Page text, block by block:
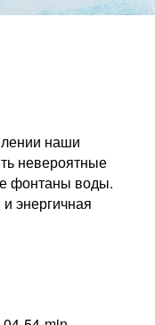
наши
невероятные
фонтаны воды.
энергичная